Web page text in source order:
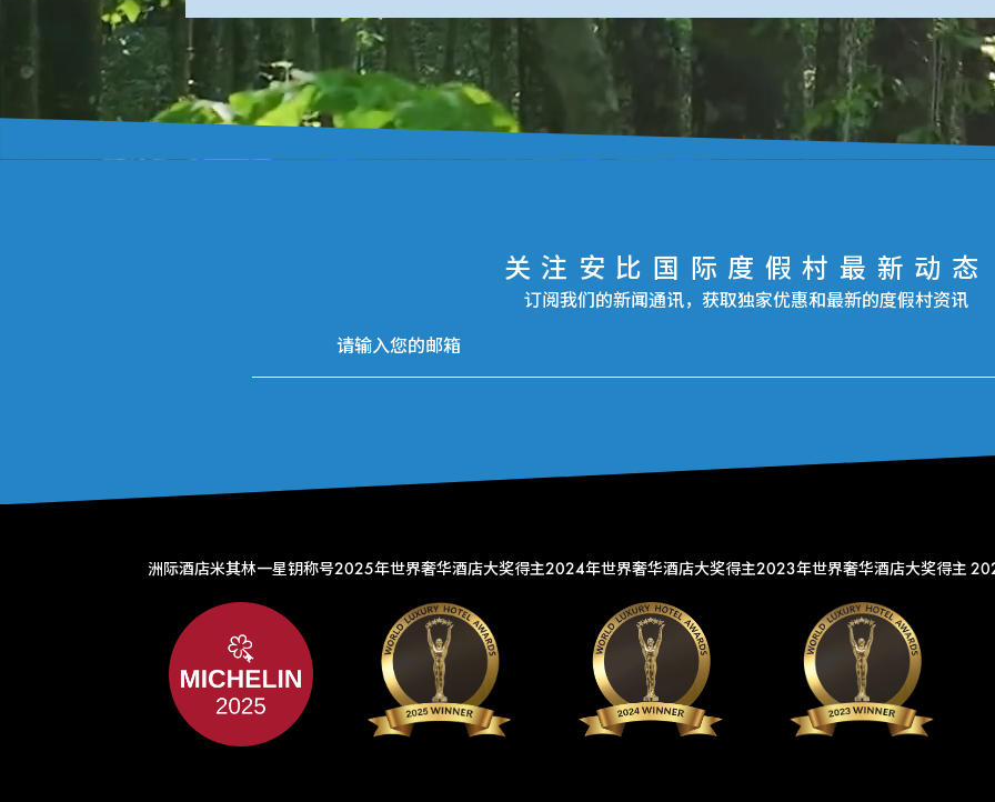
关注安比国际度假村最新动态
订阅我们的新闻通讯，获取独家优惠和最新的度假村资讯
洲际酒店米其林一星钥称号2025年世界奢华酒店大奖得主2024年世界奢华酒店大奖得主2023年世界奢华酒店大奖得主